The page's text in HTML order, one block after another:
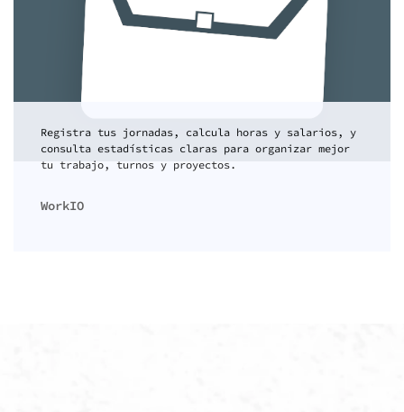
Registra tus jornadas, calcula horas y salarios, y
consulta estadísticas claras para organizar mejor
tu trabajo, turnos y proyectos.
WorkIO